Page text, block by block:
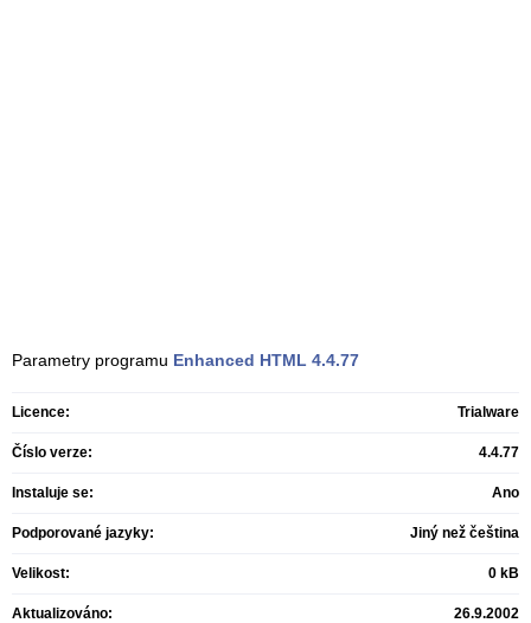
Parametry programu Enhanced HTML 4.4.77
Licence: Trialware
Číslo verze: 4.4.77
Instaluje se: Ano
Podporované jazyky: Jiný než čeština
Velikost: 0 kB
Aktualizováno: 26.9.2002